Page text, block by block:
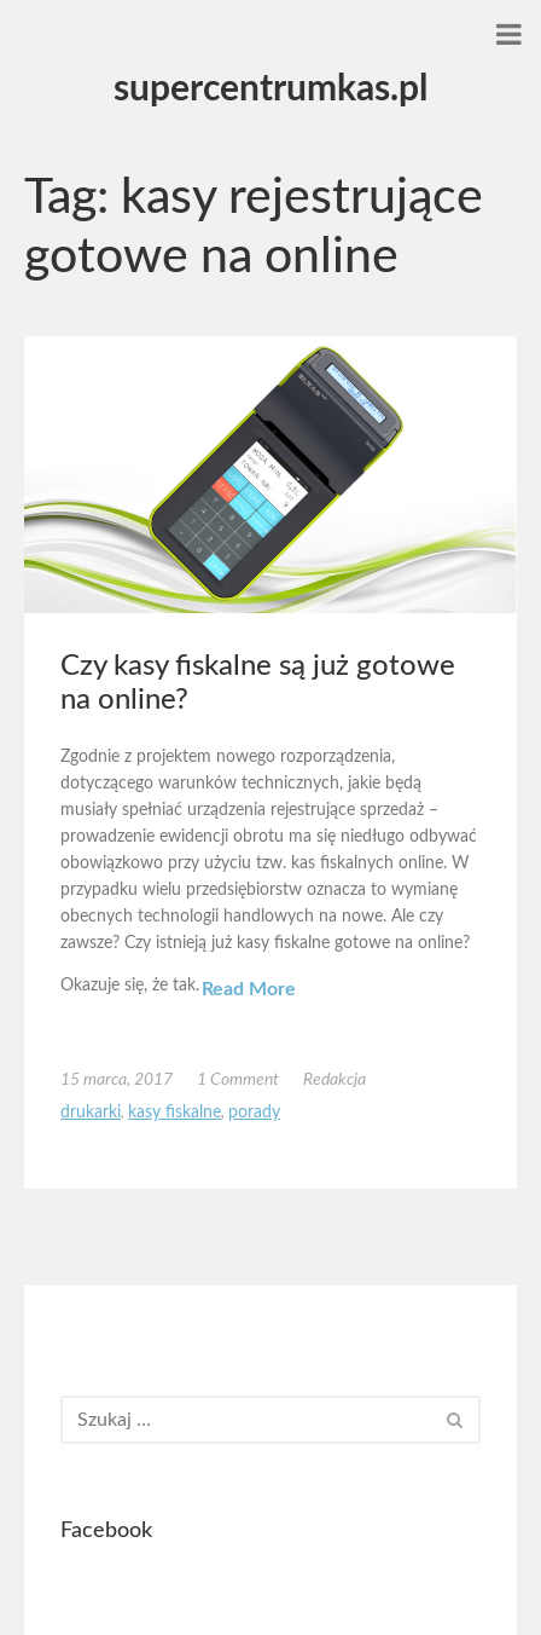
supercentrumkas.pl
Tag: kasy rejestrujące
gotowe na online
Czy kasy fiskalne są już gotowe
na online?
Zgodnie z projektem nowego rozporządzenia,
dotyczącego warunków technicznych, jakie będą
musiały spełniać urządzenia rejestrujące sprzedaż –
prowadzenie ewidencji obrotu ma się niedługo odbywać
obowiązkowo przy użyciu tzw. kas fiskalnych online. W
przypadku wielu przedsiębiorstw oznacza to wymianę
obecnych technologii handlowych na nowe. Ale czy
zawsze? Czy istnieją już kasy fiskalne gotowe na online?
Okazuje się, że tak. Read More
15 marca, 2017 1 Comment
Redakcja
drukarki, kasy fiskalne, porady
Facebook